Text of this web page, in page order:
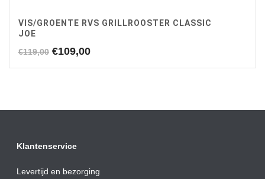
VIS/GROENTE RVS GRILLROOSTER CLASSIC
JOE
€119,00 Oorspronkelijke
€109,00Huidige
Klantenservice
Levertijd en bezorging